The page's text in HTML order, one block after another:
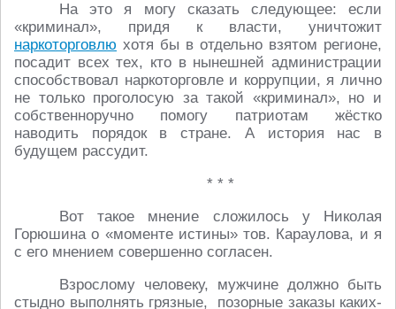
На это я могу сказать следующее: если
«криминал», придя к власти, уничтожит
наркоторговлю хотя бы в отдельно взятом регионе,
посадит всех тех, кто в нынешней администрации
способствовал наркоторговле и коррупции, я лично
не только проголосую за такой «криминал», но и
собственноручно помогу патриотам жёстко
наводить порядок в стране. А история нас в
будущем рассудит.
* * *
Вот такое мнение сложилось у Николая
Горюшина о «моменте истины» тов. Караулова, и я
с его мнением совершенно согласен.
Взрослому человеку, мужчине должно быть
стыдно выполнять грязные, позорные заказы каких-